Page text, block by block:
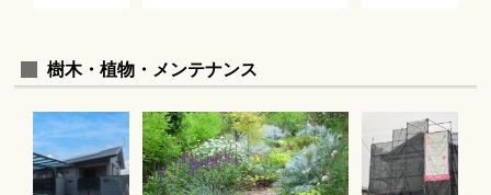
樹木・植物・メンテナンス